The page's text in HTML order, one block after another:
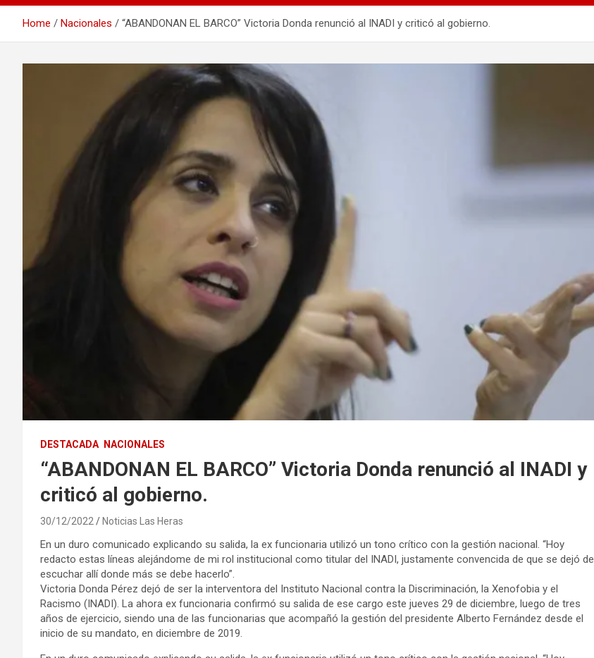
Home Nacionales “ABANDONAN EL BARCO” Victoria Donda renunció al INADI y criticó al gobierno.
DESTACADA NACIONALES
“ABANDONAN EL BARCO” Victoria Donda renunció al INADI y
criticó al gobierno.
30/12/2022 Noticias Las Heras
En un duro comunicado explicando su salida, la ex funcionaria utilizó un tono crítico con la gestión nacional. “Hoy
redacto estas líneas alejándome de mi rol institucional como titular del INADI, justamente convencida de que se dejó de
escuchar allí donde más se debe hacerlo”.
Victoria Donda Pérez dejó de ser la interventora del Instituto Nacional contra la Discriminación, la Xenofobia y el
Racismo (INADI). La ahora ex funcionaria confirmó su salida de ese cargo este jueves 29 de diciembre, luego de tres
años de ejercicio, siendo una de las funcionarias que acompañó la gestión del presidente Alberto Fernández desde el
inicio de su mandato, en diciembre de 2019.